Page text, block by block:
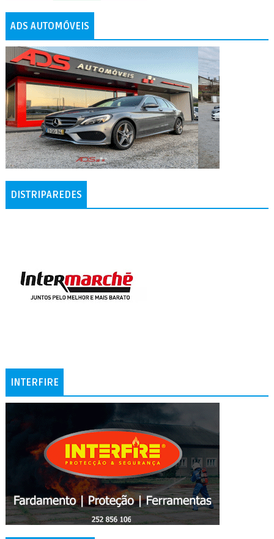
ADS AUTOMÓVEIS
DISTRIPAREDES
INTERFIRE